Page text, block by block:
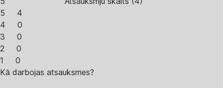
5
4
4
0
3
0
2
0
1
0
Kā darbojas atsauksmes?